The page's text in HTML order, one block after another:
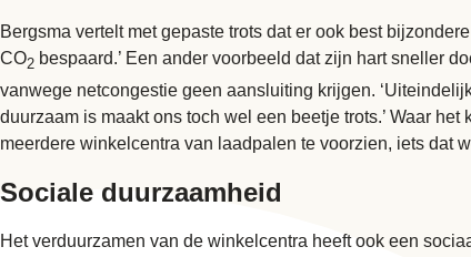
Bergsma vertelt met gepaste trots dat er ook best
CO2 bespaard.’ Een ander voorbeeld dat zijn hart sneller
vanwege netcongestie geen aansluiting krijgen.
duurzaam is maakt ons toch wel een beetje trots.’ Waar
meerdere winkelcentra van laadpalen te voorzien, iets dat
Sociale duurzaamheid
Het verduurzamen van de winkelcentra heeft ook een